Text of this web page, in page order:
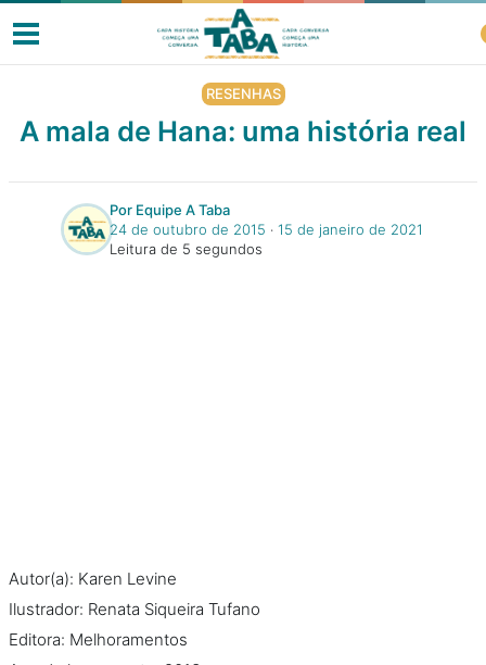
Livros
Resenhas
Colunas
RESENHAS
A mala de Hana: uma história real
Por Equipe A Taba
24 de outubro de 2015 ‧ 15 de janeiro de 2021
Leitura de 5 segundos
Autor(a): Karen Levine
Ilustrador: Renata Siqueira Tufano
Editora: Melhoramentos